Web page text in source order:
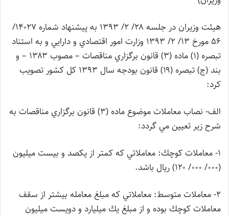
هيئت وزيران در جلسه ۲۸/ ۲/ ۱۳۹۳ به پيشنهاد شماره ۱۴۰۲۷/
۵۶ مورخ ۱۳/ ۲/ ۱۳۹۳ وزارت امور اقتصادي و دارايي و به استناد
تبصره (۱) ماده (۳) قانون برگزاري مناقصات – مصوب ۱۳۸۳ – و
بند (ج) تبصره (۱۹) قانون بودجه سال ۱۳۹۳ كل كشور تصويب
كرد:
الف- نصاب معاملات موضوع ماده (۳) قانون برگزاري مناقصات به
شرح زير تعيين مي گردد:
۱- معاملات كوچك: معاملاتي كه كمتر از يكصد و بيست ميليون
(۰۰۰/ ۰۰۰/ ۱۲۰) ريال باشد.
۲- معاملات متوسط: معاملاتي كه مبلغ معامله بيشتر از سقف
معاملات كوچك بوده و از مبلغ يك ميليارد و دويست ميليون